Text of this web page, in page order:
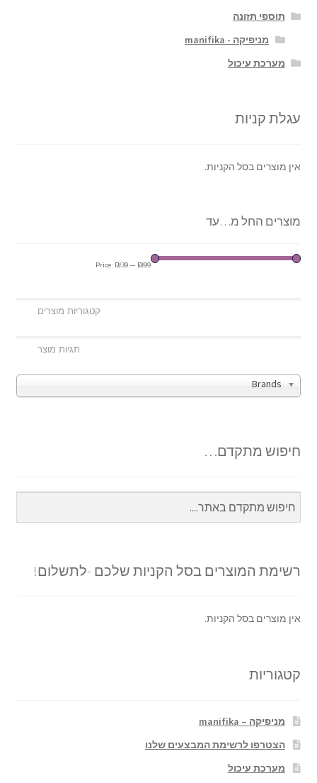
תוספי תזונה
מניפיקה - manifika
מערכת עיכול
עגלת קניות
אין מוצרים בסל הקניות.
מוצרים החל מ…עד
Price: ₪39— ₪99
Brands
חיפוש מתקדם…
רשימת המוצרים בסל הקניות שלכם -לתשלום!
אין מוצרים בסל הקניות.
קטגוריות
מניפיקה – manifika
הצטרפו לרשימת המבצעים שלנו
מערכת עיכול